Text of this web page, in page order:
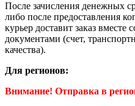
После зачисления денежных
либо после предоставления
курьер доставит заказ
документами (счет,
качества).
Для регионов:
Внимание! Отправка в